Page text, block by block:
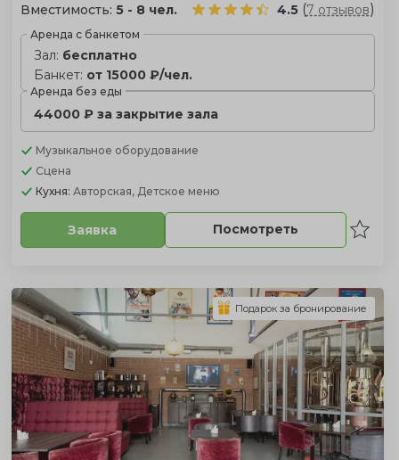
Вместимость: 5 - 8 чел. 4.5 (7 отзывов)
Аренда с банкетом
Зал: бесплатно
Банкет: от 15000 ₽/чел.
Аренда без еды
44000 ₽ за закрытие зала
Музыкальное оборудование
Сцена
Кухня: Авторская, Детское меню
Заявка Посмотреть
Подарок за бронирование